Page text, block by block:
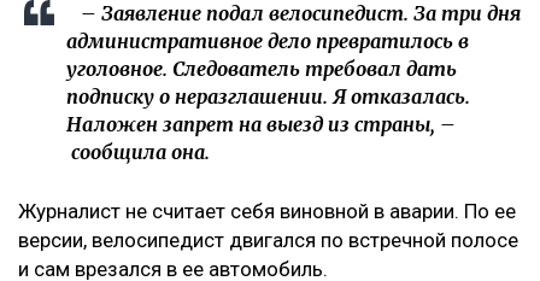
– Заявление подал велосипедист. За три дня
административное дело превратилось в
уголовное. Следователь требовал дать
подписку о неразглашении. Я отказалась.
Наложен запрет на выезд из страны, –
сообщила она.
Журналист не считает себя виновной в аварии. По ее
версии, велосипедист двигался по встречной полосе
и сам врезался в ее автомобиль.